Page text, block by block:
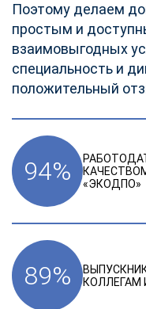
Поэтому делаем
простым и
взаимовыгодных
специальность и
положительный
94%
«ЭКОДПО»
89%
КОЛЛЕГАМ